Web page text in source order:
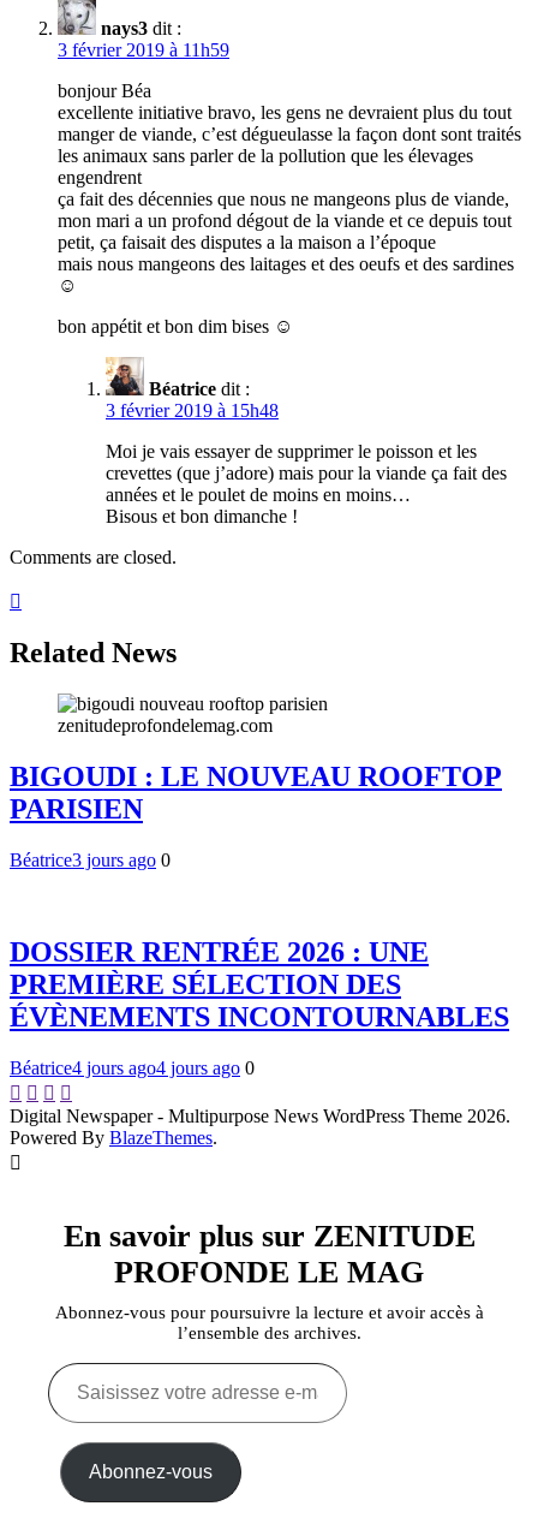
nays3 dit :
3 février 2019 à 11h59
bonjour Béa
excellente initiative bravo, les gens ne devraient plus du tout
manger de viande, c’est dégueulasse la façon dont sont traités
les animaux sans parler de la pollution que les élevages
engendrent
ça fait des décennies que nous ne mangeons plus de viande,
mon mari a un profond dégout de la viande et ce depuis tout
petit, ça faisait des disputes a la maison a l’époque
mais nous mangeons des laitages et des oeufs et des sardines
☺
bon appétit et bon dim bises ☺
Béatrice dit :
3 février 2019 à 15h48
Moi je vais essayer de supprimer le poisson et les
crevettes (que j’adore) mais pour la viande ça fait des
années et le poulet de moins en moins…
Bisous et bon dimanche !
Comments are closed.
Related News
BIGOUDI : LE NOUVEAU ROOFTOP
PARISIEN
Béatrice3 jours ago 0
DOSSIER RENTRÉE 2026 : UNE
PREMIÈRE SÉLECTION DES
ÉVÈNEMENTS INCONTOURNABLES
Béatrice4 jours ago4 jours ago 0
Digital Newspaper - Multipurpose News WordPress Theme 2026.
Powered By BlazeThemes.
En savoir plus sur ZENITUDE
PROFONDE LE MAG
Abonnez-vous pour poursuivre la lecture et avoir accès à
l’ensemble des archives.
Saisissez
votre
adresse
mail…
Abonnez-vous